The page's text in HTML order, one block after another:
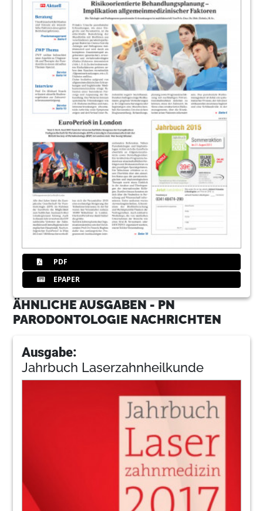
PDF
EPAPER
ÄHNLICHE AUSGABEN - PN
PARODONTOLOGIE NACHRICHTEN
Ausgabe:
Jahrbuch Laserzahnheilkunde